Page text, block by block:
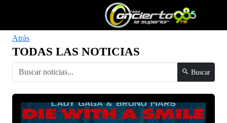
Atrás
TODAS LAS NOTICIAS
Buscar